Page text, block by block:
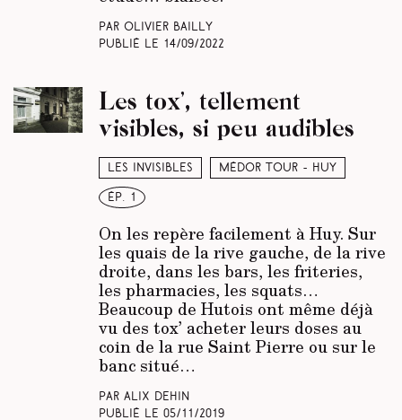
Par Olivier Bailly
Publié le 14/09/2022
Les invisibles Médor Tour - Huy
ép. 1
Les tox’, tellement
visibles, si peu audibles
On les repère facilement à Huy. Sur
les quais de la rive gauche, de la rive
droite, dans les bars, les friteries,
les pharmacies, les squats…
Beaucoup de Hutois ont même déjà
vu des tox’ acheter leurs doses au
coin de la rue Saint Pierre ou sur le
banc situé…
Par Alix Dehin
Publié le 05/11/2019